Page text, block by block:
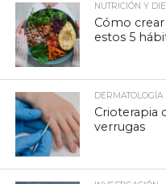
NUTRICIÓN Y
Cómo
estos 5
DERMATOLOGÍA
Crioterapia
verrugas